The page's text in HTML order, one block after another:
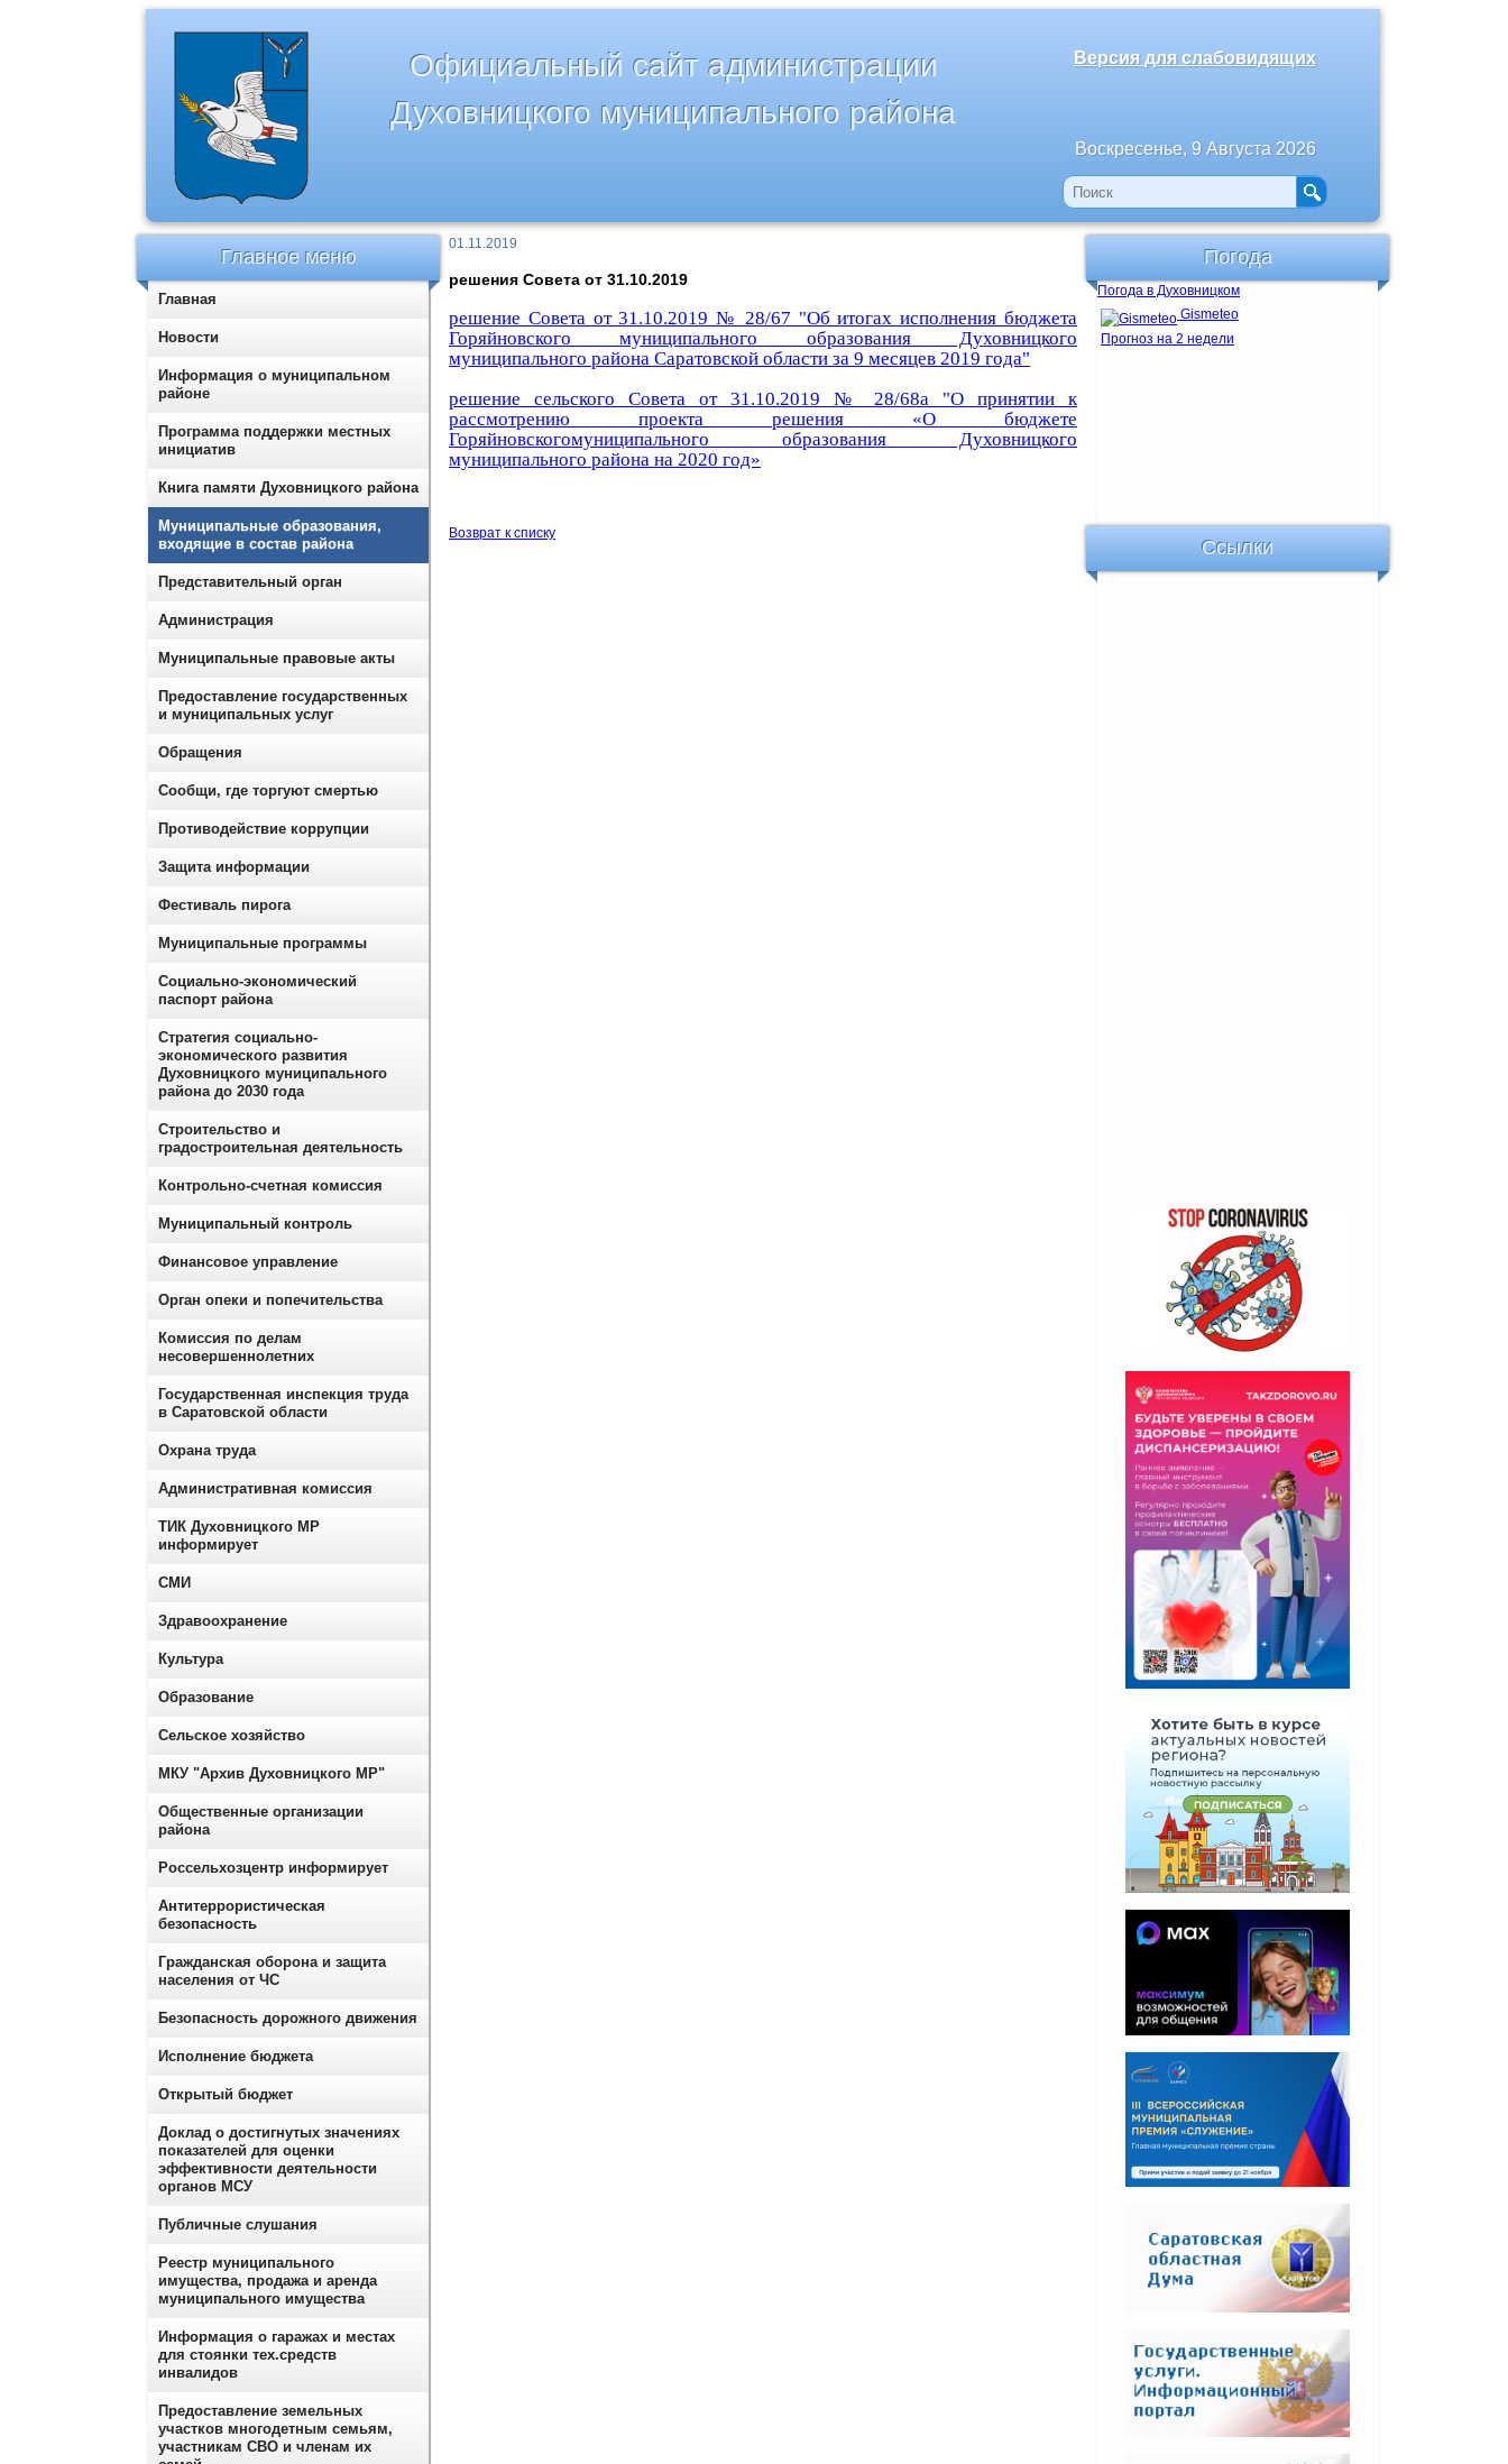
Официальный сайт администрации
Духовницкого муниципального района
Версия для слабовидящих
Воскресенье, 9 Августа 2026
01.11.2019
решения Совета от 31.10.2019
решение Совета от 31.10.2019 № 28/67 "Об итогах исполнения бюджета
Горяйновского муниципального образования Духовницкого
муниципального района Саратовской области за 9 месяцев 2019 года"
решение сельского Совета от 31.10.2019 № 28/68а "О принятии к
рассмотрению проекта решения «О бюджете
Горяйновскогомуниципального образования Духовницкого
муниципального района на 2020 год»
Возврат к списку
Главное меню
Главная
Новости
Информация о муниципальном
районе
Программа поддержки местных
инициатив
Книга памяти Духовницкого района
Муниципальные образования,
входящие в состав района
Представительный орган
Администрация
Муниципальные правовые акты
Предоставление государственных
и муниципальных услуг
Обращения
Сообщи, где торгуют смертью
Противодействие коррупции
Защита информации
Фестиваль пирога
Муниципальные программы
Социально-экономический
паспорт района
Стратегия социально-
экономического развития
Духовницкого муниципального
района до 2030 года
Строительство и
градостроительная деятельность
Контрольно-счетная комиссия
Муниципальный контроль
Финансовое управление
Орган опеки и попечительства
Комиссия по делам
несовершеннолетних
Государственная инспекция труда
в Саратовской области
Охрана труда
Административная комиссия
ТИК Духовницкого МР
информирует
СМИ
Здравоохранение
Культура
Образование
Сельское хозяйство
МКУ "Архив Духовницкого МР"
Общественные организации
района
Россельхозцентр информирует
Антитеррористическая
безопасность
Гражданская оборона и защита
населения от ЧС
Безопасность дорожного движения
Исполнение бюджета
Открытый бюджет
Доклад о достигнутых значениях
показателей для оценки
эффективности деятельности
органов МСУ
Публичные слушания
Реестр муниципального
имущества, продажа и аренда
муниципального имущества
Информация о гаражах и местах
для стоянки тех.средств
инвалидов
Предоставление земельных
участков многодетным семьям,
участникам СВО и членам их
Погода
Погода в Духовницком
Gismeteo
Прогноз на 2 недели
Ссылки